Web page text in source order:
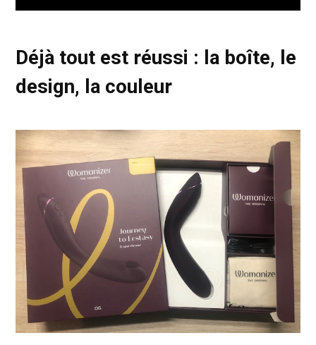
Déjà tout est réussi : la boîte, le
design, la couleur